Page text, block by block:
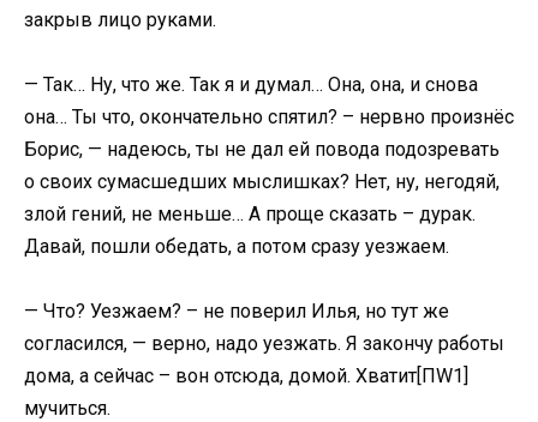
закрыв лицо руками.
— Так… Ну, что же. Так я и думал… Она, она, и снова
она… Ты что, окончательно спятил? – нервно произнёс
Борис, — надеюсь, ты не дал ей повода подозревать
о своих сумасшедших мыслишках? Нет, ну, негодяй,
злой гений, не меньше… А проще сказать – дурак.
Давай, пошли обедать, а потом сразу уезжаем.
— Что? Уезжаем? – не поверил Илья, но тут же
согласился, — верно, надо уезжать. Я закончу работы
дома, а сейчас – вон отсюда, домой. Хватит[ПW1]
мучиться.